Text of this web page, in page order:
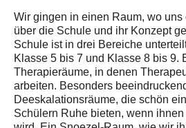
Wir gingen in einen Raum, wo
über die Schule und ihr Konzept
Schule ist in drei Bereiche
Klasse 5 bis 7 und Klasse 8 bis 9.
Therapieräume, in denen
arbeiten. Besonders
Deeskalationsräume, die schön
Schülern Ruhe bieten, wenn